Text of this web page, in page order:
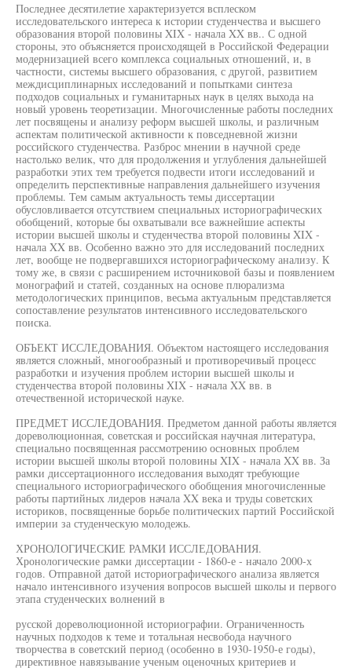
Последнее десятилетие характеризуется всплеском
исследовательского интереса к истории студенчества и высшего
образования второй половины XIX - начала XX вв.. С одной
стороны, это объясняется происходящей в Российской Федерации
модернизацией всего комплекса социальных отношений, и, в
частности, системы высшего образования, с другой, развитием
междисциплинарных исследований и попытками синтеза
подходов социальных и гуманитарных наук в целях выхода на
новый уровень теоретизации. Многочисленные работы последних
лет посвящены и анализу реформ высшей школы, и различным
аспектам политической активности к повседневной жизни
российского студенчества. Разброс мнении в научной среде
настолько велик, что для продолжения и углубления дальнейшей
разработки этих тем требуется подвести итоги исследований и
определить перспективные направления дальнейшего изучения
проблемы. Тем самым актуальность темы диссертации
обусловливается отсутствием специальных историографических
обобщений, которые бы охватывали все важнейшие аспекты
истории высшей школы и студенчества второй половины XIX -
начала XX вв. Особенно важно это для исследований последних
лет, вообще не подвергавшихся историографическому анализу. К
тому же, в связи с расширением источниковой базы и появлением
монографий и статей, созданных на основе плюрализма
методологических принципов, весьма актуальным представляется
сопоставление результатов интенсивного исследовательского
поиска.
ОБЪЕКТ ИССЛЕДОВАНИЯ. Объектом настоящего исследования
является сложный, многообразный и противоречивый процесс
разработки и изучения проблем истории высшей школы и
студенчества второй половины XIX - начала XX вв. в
отечественной исторической науке.
ПРЕДМЕТ ИССЛЕДОВАНИЯ. Предметом данной работы является
дореволюционная, советская и российская научная литература,
специально посвященная рассмотрению основных проблем
истории высшей школы второй половины XIX - начала XX вв. За
рамки диссертационного исследования выходят требующие
специального историографического обобщения многочисленные
работы партийных лидеров начала XX века и труды советских
историков, посвященные борьбе политических партий Российской
империи за студенческую молодежь.
ХРОНОЛОГИЧЕСКИЕ РАМКИ ИССЛЕДОВАНИЯ.
Хронологические рамки диссертации - 1860-е - начало 2000-х
годов. Отправной датой историографического анализа является
начало интенсивного изучения вопросов высшей школы и первого
этапа студенческих волнений в
русской дореволюционной историографии. Ограниченность
научных подходов к теме и тотальная несвобода научного
творчества в советский период (особенно в 1930-1950-е годы),
директивное навязывание ученым оценочных критериев и